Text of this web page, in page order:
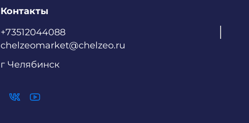
Контакты
+73512044088
chelzeomarket@chelzeo.ru
г Челябинск